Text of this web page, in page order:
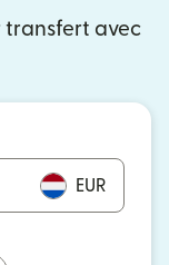
transfert avec
EUR